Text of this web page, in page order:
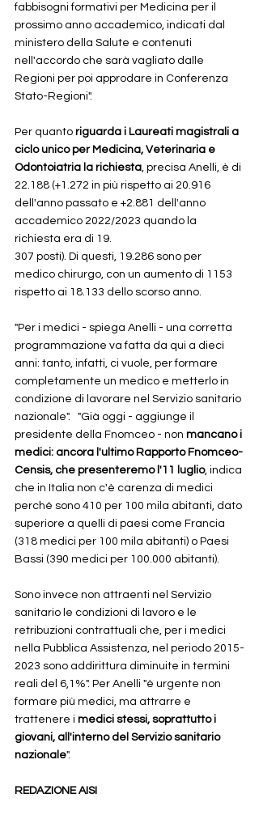
fabbisogni formativi per Medicina per il
prossimo anno accademico, indicati dal
ministero della Salute e contenuti
nell'accordo che sarà vagliato dalle
Regioni per poi approdare in Conferenza
Stato-Regioni".
Per quanto riguarda i Laureati magistrali a
ciclo unico per Medicina, Veterinaria e
Odontoiatria la richiesta , precisa Anelli, è di
22.188 (+1.272 in più rispetto ai 20.916
dell'anno passato e +2.881 dell'anno
accademico 2022/2023 quando la
richiesta era di 19.
307 posti). Di questi, 19.286 sono per
medico chirurgo, con un aumento di 1153
rispetto ai 18.133 dello scorso anno.
"Per i medici - spiega Anelli - una corretta
programmazione va fatta da qui a dieci
anni: tanto, infatti, ci vuole, per formare
completamente un medico e metterlo in
condizione di lavorare nel Servizio sanitario
nazionale".   "Già oggi - aggiunge il
presidente della Fnomceo - non mancano i
medici: ancora l'ultimo Rapporto Fnomceo-
Censis, che presenteremo l'11 luglio, indica
che in Italia non c'è carenza di medici
perché sono 410 per 100 mila abitanti, dato
superiore a quelli di paesi come Francia
(318 medici per 100 mila abitanti) o Paesi
Bassi (390 medici per 100.000 abitanti).
Sono invece non attraenti nel Servizio
sanitario le condizioni di lavoro e le
retribuzioni contrattuali che, per i medici
nella Pubblica Assistenza, nel periodo 2015-
2023 sono addirittura diminuite in termini
reali del 6,1%". Per Anelli "è urgente non
formare più medici, ma attrarre e
trattenere i medici stessi, soprattutto i
giovani, all'interno del Servizio sanitario
nazionale".
REDAZIONE AISI